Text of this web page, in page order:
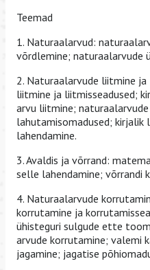
Teemad
1. Naturaalarvud:
võrdlemine; naturaalarvude
2. Naturaalarvude liitmine
liitmine ja liitmisseadused;
arvu liitmine;
lahutamisomadused;
lahendamine.
3. Avaldis ja võrrand:
selle lahendamine; võrrandi
4. Naturaalarvude
korrutamine ja
ühisteguri sulgude ette
arvude korrutamine; valemi
jagamine; jagatise